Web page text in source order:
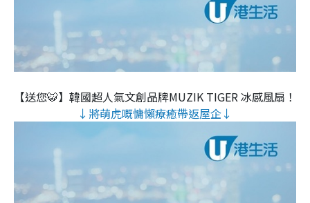
【送您🐯】韓國超人氣文創品牌MUZIK TIGER 冰感風扇！
↓將萌虎嘅慵懶療癒帶返屋企↓